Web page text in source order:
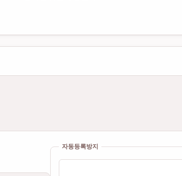
자동등록방지